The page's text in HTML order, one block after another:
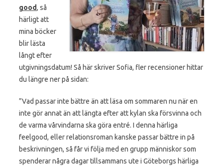
good, så
härligt att
mina böcker
blir lästa
långt efter
utgivningsdatum! Så här skriver Sofia, fler recensioner hittar
du längre ner på sidan:
”Vad passar inte bättre än att läsa om sommaren nu när en
inte gör annat än att längta efter att kylan ska försvinna och
de varma vårvindarna ska göra entré. I denna härliga
feelgood, eller relationsroman kanske passar bättre in på
beskrivningen, så får vi följa med en grupp människor som
spenderar några dagar tillsammans ute i Göteborgs härliga